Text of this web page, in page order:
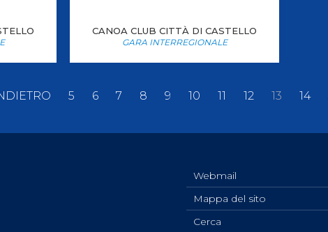
CANOA CLUB CITTÀ DI CASTELLO
GARA INTERREGIONALE
5 6 7 8 9 10 11 12 13 14
Webmail
Mappa del sito
Cerca